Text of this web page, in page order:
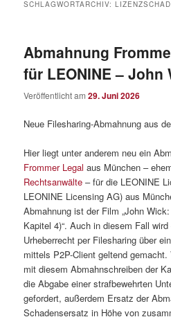
SCHLAGWORTARCHIV:
Abmahnung
für LEONINE – John
Veröffentlicht am29. Juni 2026
Neue Filesharing-Abmahnung aus
Hier liegt unter anderem neu ein
Frommer Legal aus München –
Rechtsanwälte – für die LEONINE
LEONINE Licensing AG) aus
Abmahnung ist der Film „John
Kapitel 4)“. Auch in diesem Fall
Urheberrecht per Filesharing über
mittels P2P-Client geltend
mit diesem Abmahnschreiben der
die Abgabe einer strafbewehrten
gefordert, außerdem Ersatz der
Schadensersatz in Höhe von